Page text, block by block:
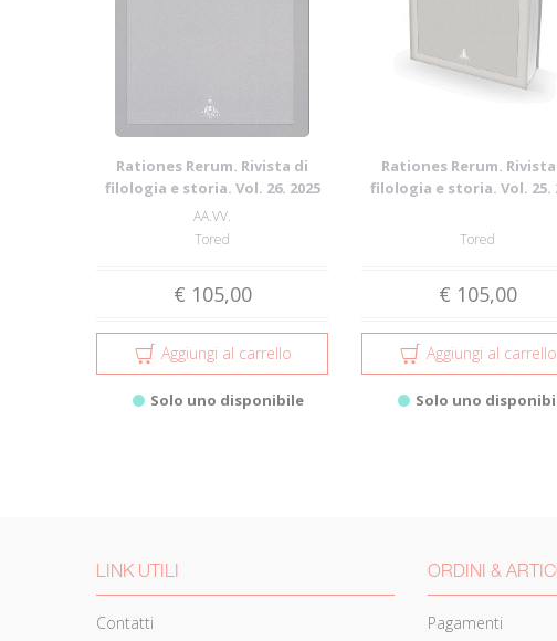
Rationes Rerum. Rivista di
filologia e storia. Vol. 26. 2025
AA.VV.
Tored
€ 105,00
Aggiungi al carrello
Solo uno disponibile
Rationes Rerum.
filologia e storia. Vol. 25.
Tored
€ 105,00
Aggiungi al carrello
Solo uno
LINK UTILI
Contatti
ORDINI &
Pagamenti